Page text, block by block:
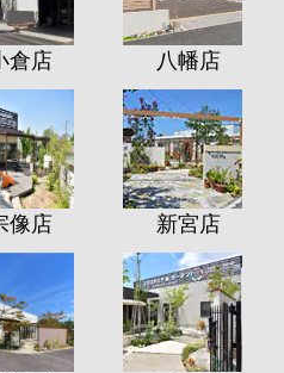
倉店 八幡店
像店 新宮店